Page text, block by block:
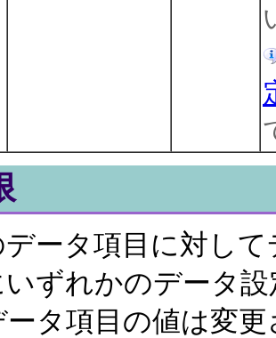
ータ項目に対し
ずれかのデータ
ータ項目の値は変